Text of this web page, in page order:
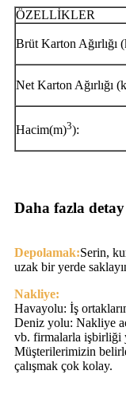
ÖZELLİKLER
Brüt Karton Ağırlığı
Net Karton Ağırlığı
Hacim(m)3):
Daha fazla detay
Depolamak:Serin,
uzak bir yerde
Nakliye:
Havayolu: İş
Deniz yolu: Nakliye
vb. firmalarla işbirliği
Müşterilerimizin
çalışmak çok kolay.